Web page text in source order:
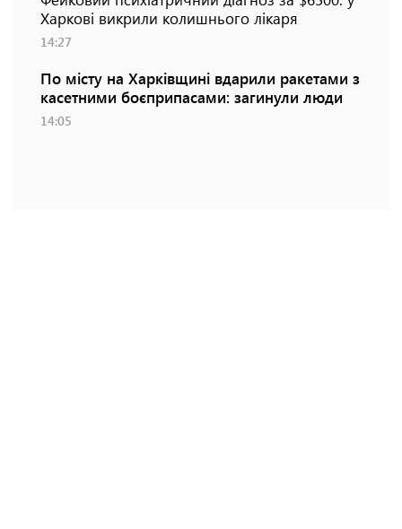
Харкові викрили колишнього лікаря
14:27
По місту на Харківщині вдарили ракетами з
касетними боєприпасами: загинули люди
14:05